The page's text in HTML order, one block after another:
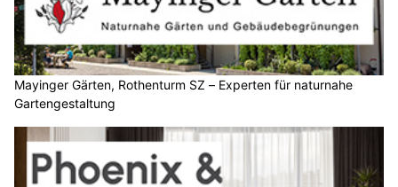
Mayinger Gärten, Rothenturm SZ – Experten für naturnahe
Gartengestaltung